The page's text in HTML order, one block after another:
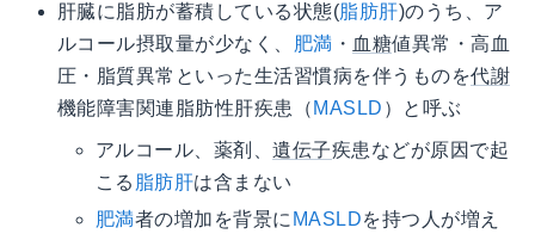
肝臓に脂肪が蓄積している状態(脂肪肝)のうち、ア
ルコール摂取量が少なく、 肥満 ・ 血糖値異常・高血
圧・脂質異常といった生活習慣病を伴うものを代謝
機能障害関連脂肪性肝疾患（ MASLD ）と呼ぶ
アルコール、薬剤、遺伝子疾患などが原因で起
こる 脂肪肝は含まない
肥満者の増加を背景に MASLDを持つ人が増え